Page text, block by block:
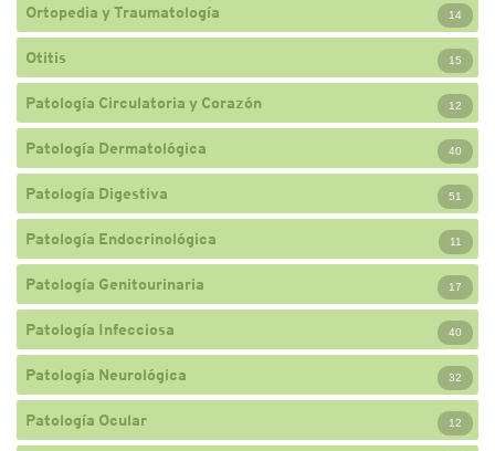
Ortopedia y Traumatología 14
Otitis 15
Patología Circulatoria y Corazón 12
Patología Dermatológica 40
Patología Digestiva 51
Patología Endocrinológica 11
Patología Genitourinaria 17
Patología Infecciosa 40
Patología Neurológica 32
Patología Ocular 12